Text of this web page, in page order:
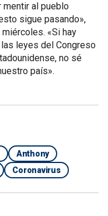
mentir al pueblo
sigue pasando»,
«Si hay
leyes del Congreso
no sé
país».
Anthony
Coronavirus